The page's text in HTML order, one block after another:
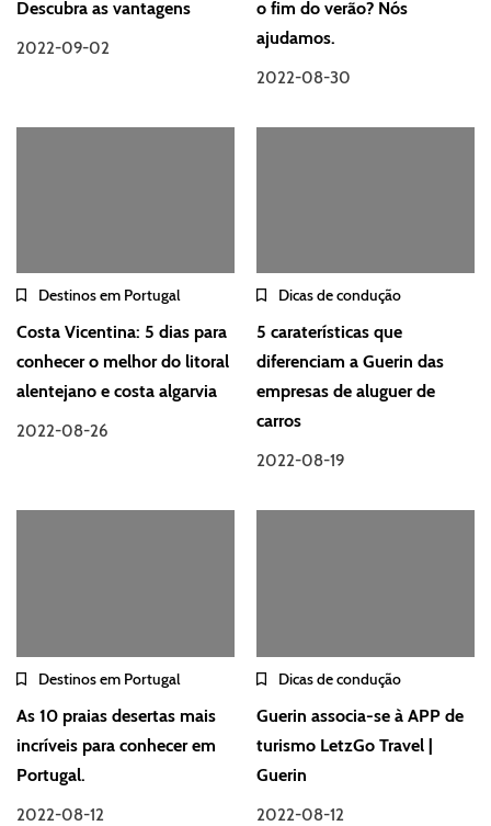
Descubra as vantagens
2022-09-02
o fim do verão? Nós
ajudamos.
2022-08-30
Destinos em Portugal
Costa Vicentina: 5 dias para
conhecer o melhor do litoral
alentejano e costa algarvia
2022-08-26
Dicas de condução
5 caraterísticas que
diferenciam a Guerin das
empresas de aluguer de
carros
2022-08-19
Destinos em Portugal
As 10 praias desertas mais
incríveis para conhecer em
Portugal.
2022-08-12
Dicas de condução
Guerin associa-se à APP de
turismo LetzGo Travel |
Guerin
2022-08-12